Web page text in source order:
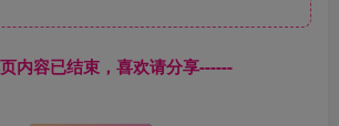
内容已结束，喜欢请分享------